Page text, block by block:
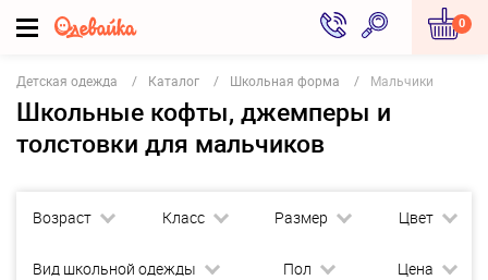
0
Детская одежда Каталог Школьная форма Мальчики
Школьные кофты, джемперы и
толстовки для мальчиков
Возраст Класс Размер Цвет
Вид школьной одежды Пол Цена